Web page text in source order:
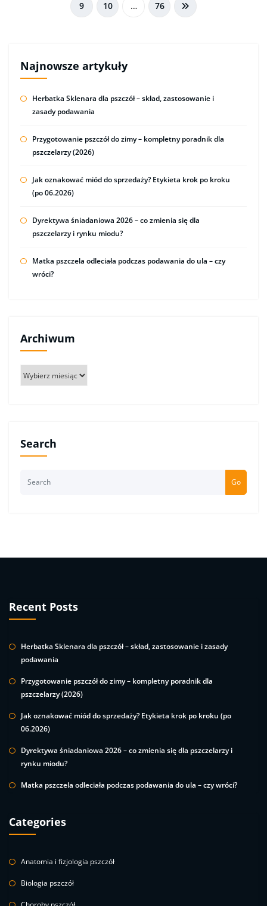
9 10 … 76
Najnowsze artykuły
Herbatka Sklenara dla pszczół – skład, zastosowanie i
zasady podawania
Przygotowanie pszczół do zimy – kompletny poradnik dla
pszczelarzy (2026)
Jak oznakować miód do sprzedaży? Etykieta krok po kroku
(po 06.2026)
Dyrektywa śniadaniowa 2026 – co zmienia się dla
pszczelarzy i rynku miodu?
Matka pszczela odleciała podczas podawania do ula – czy
wróci?
Archiwum
Search
Go
Recent Posts
Herbatka Sklenara dla pszczół – skład, zastosowanie i zasady
podawania
Przygotowanie pszczół do zimy – kompletny poradnik dla
pszczelarzy (2026)
Jak oznakować miód do sprzedaży? Etykieta krok po kroku (po
06.2026)
Dyrektywa śniadaniowa 2026 – co zmienia się dla pszczelarzy i
rynku miodu?
Matka pszczela odleciała podczas podawania do ula – czy wróci?
Categories
Anatomia i fizjologia pszczół
Biologia pszczół